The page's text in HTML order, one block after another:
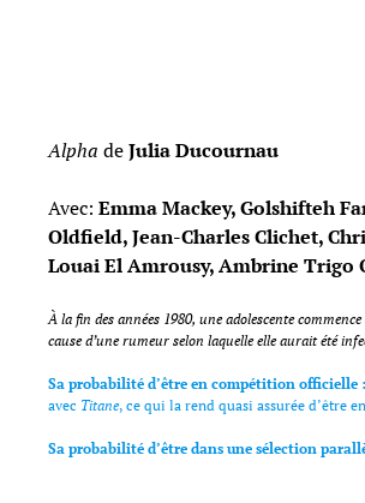
Alpha deJulia Ducournau
Avec:Emma Mackey, Golshifteh
Oldfield, Jean-Charles Clichet,
Louai El Amrousy, Ambrine Trigo
À la fin des années 1980, une adolescente
cause d’une rumeur selon laquelle elle aurait été
Sa probabilité d’être en compétition officielle :
avec Titane, ce qui la rend quasi assurée d’être
Sa probabilité d’être dans une sélection